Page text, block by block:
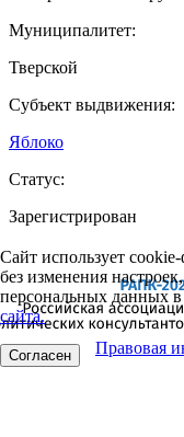
Муниципалитет:
Тверской
Субъект выдвижения:
Яблоко
Статус:
Зарегистрирован
Сайт использует
без изменения
персональных данных в
сайта.
Согласен Правовая